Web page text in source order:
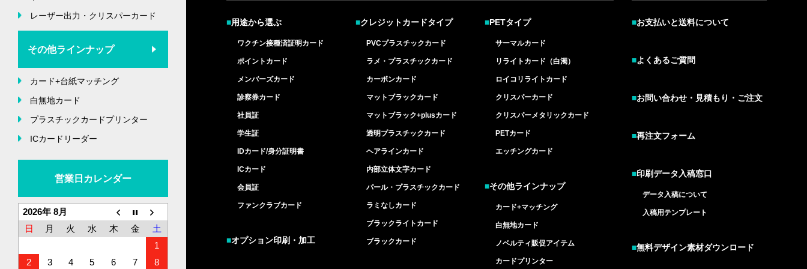
レーザー出力・クリスパーカード
その他ラインナップ
カード+台紙マッチング
白無地カード
プラスチックカードプリンター
ICカードリーダー
営業日カレンダー
2026年 8月
日
月 火 水 木 金
土
1
2
3 4 5 6 7 8
■用途から選ぶ
ワクチン接種済証明カード
ポイントカード
メンバーズカード
診察券カード
社員証
学生証
IDカード/身分証明書
ICカード
会員証
ファンクラブカード
■オプション印刷・加工
■クレジットカードタイプ
PVCプラスチックカード
ラメ・プラスチックカード
カーボンカード
マットブラックカード
マットブラック+plusカード
透明プラスチックカード
ヘアラインカード
内部立体文字カード
パール・プラスチックカード
ラミなしカード
ブラックライトカード
ブラックカード
■PETタイプ
サーマルカード
リライトカード（白濁）
ロイコリライトカード
クリスパーカード
クリスパーメタリックカード
PETカード
エッチングカード
■その他ラインナップ
カード+マッチング
白無地カード
ノベルティ販促アイテム
カードプリンター
■お支払いと送料について
■よくあるご質問
■お問い合わせ・見積もり・ご注文
■再注文フォーム
■印刷データ入稿窓口
データ入稿について
入稿用テンプレート
■無料デザイン素材ダウンロード